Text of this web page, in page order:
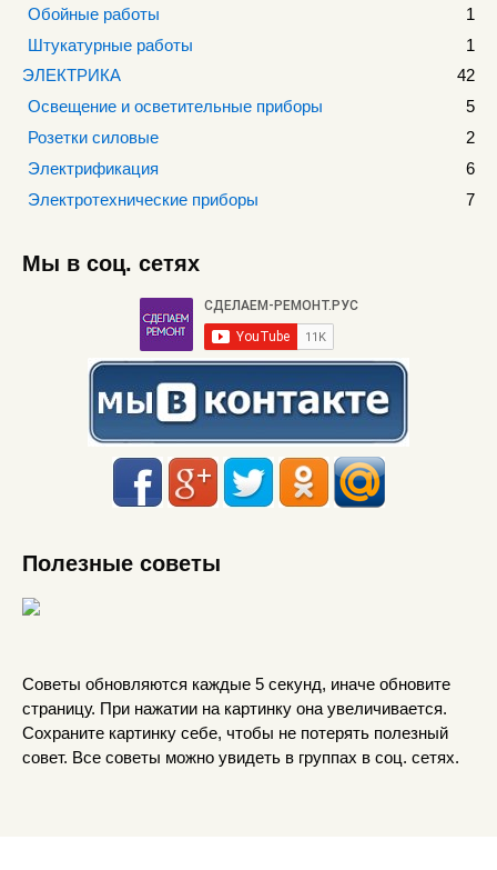
Обойные работы
1
Штукатурные работы
1
ЭЛЕКТРИКА
42
Освещение и осветительные приборы
5
Розетки силовые
2
Электрификация
6
Электротехнические приборы
7
Мы в соц. сетях
Полезные советы
Советы обновляются каждые 5 секунд, иначе обновите
страницу. При нажатии на картинку она увеличивается.
Сохраните картинку себе, чтобы не потерять полезный
совет. Все советы можно увидеть в группах в соц. сетях.